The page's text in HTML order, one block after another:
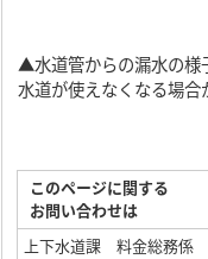
▲水道管からの漏水の様
水道が使えなくなる場合
このページに関する
お問い合わせは
上下水道課 料金総務係